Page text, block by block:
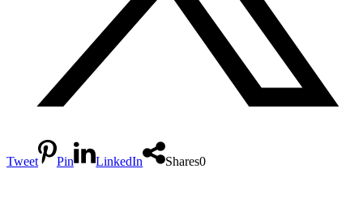
Tweet Pin LinkedIn Shares0